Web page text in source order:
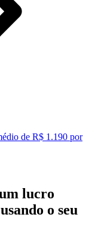
de R$ 1.190 por
lucro
o seu